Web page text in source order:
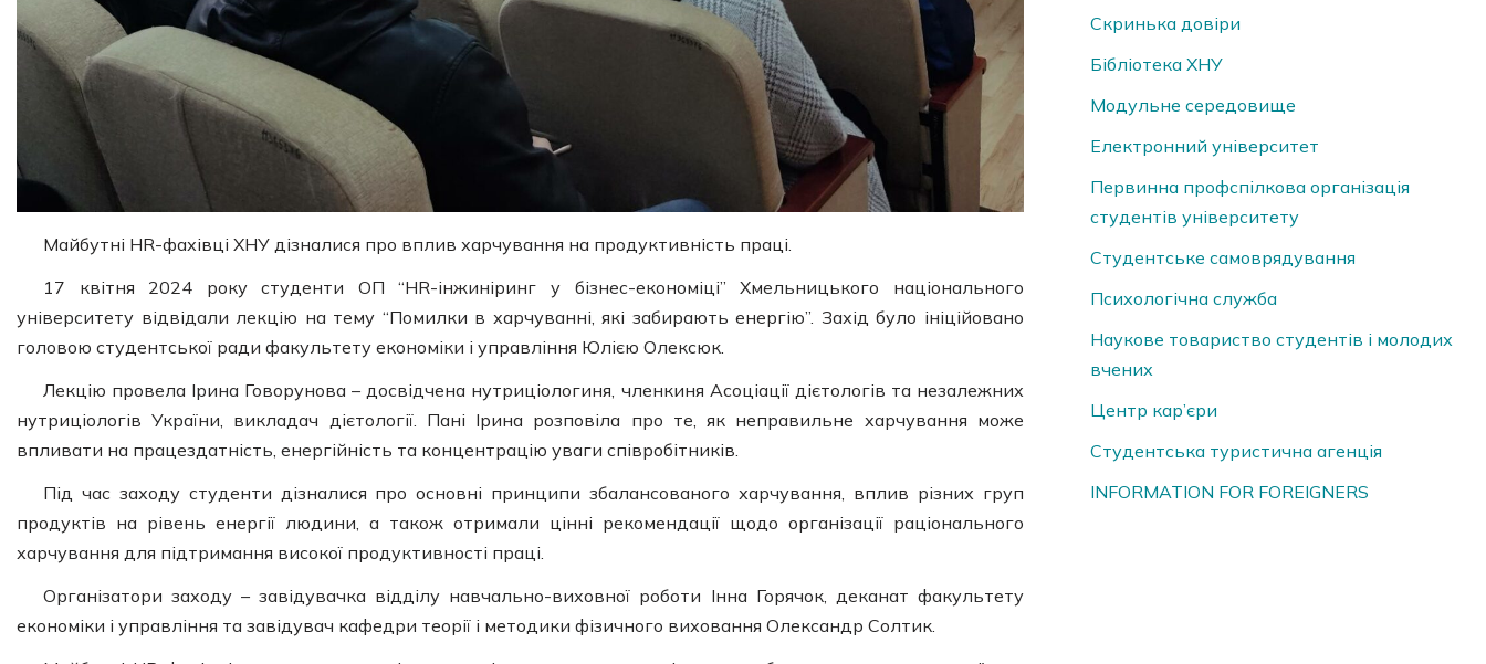
Майбутні HR-фахівці ХНУ дізналися про вплив харчування на продуктивність праці.
17 квітня 2024 року студенти ОП “HR-інжиніринг у бізнес-економіці” Хмельницького національного
університету відвідали лекцію на тему “Помилки в харчуванні, які забирають енергію”. Захід було ініційовано
головою студентської ради факультету економіки і управління Юлією Олексюк.
Лекцію провела Ірина Говорунова – досвідчена нутриціологиня, членкиня Асоціації дієтологів та незалежних
нутриціологів України, викладач дієтології. Пані Ірина розповіла про те, як неправильне харчування може
впливати на працездатність, енергійність та концентрацію уваги співробітників.
Під час заходу студенти дізналися про основні принципи збалансованого харчування, вплив різних груп
продуктів на рівень енергії людини, а також отримали цінні рекомендації щодо організації раціонального
харчування для підтримання високої продуктивності праці.
Організатори заходу – завідувачка відділу навчально-виховної роботи Інна Горячок, деканат факультету
економіки і управління та завідувач кафедри теорії і методики фізичного виховання Олександр Солтик.
Скринька довiри
Бібліотека ХНУ
Модульне середовище
Електронний університет
Первинна профспілкова організація
студентів університету
Студентське самоврядування
Психологічна служба
Наукове товариство студентів і молодих
вчених
Центр кар’єри
Студентська туристична агенція
INFORMATION FOR FOREIGNERS